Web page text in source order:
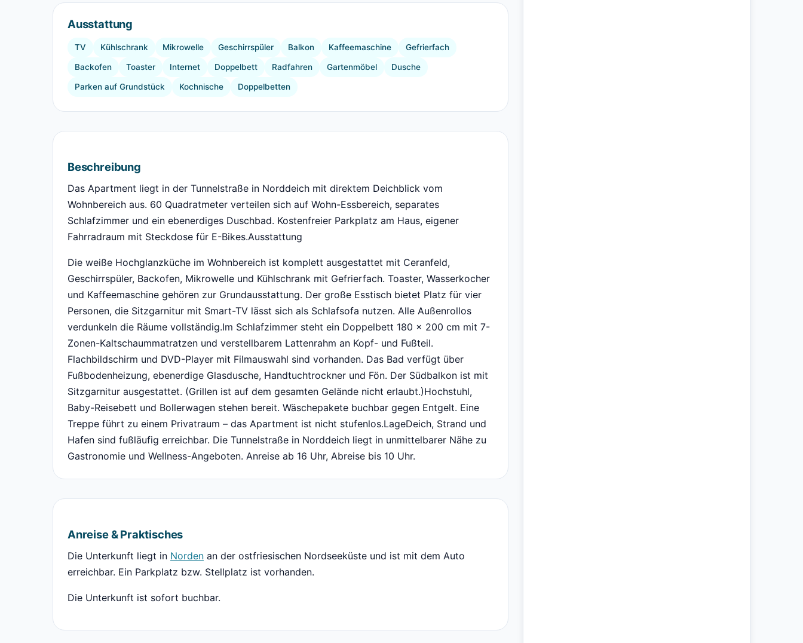
Ausstattung
TV Kühlschrank Mikrowelle Geschirrspüler Balkon Kaffeemaschine Gefrierfach
Backofen Toaster Internet Doppelbett Radfahren Gartenmöbel Dusche
Parken auf Grundstück Kochnische Doppelbetten
Beschreibung
Das Apartment liegt in der Tunnelstraße in Norddeich mit direktem Deichblick vom
Wohnbereich aus. 60 Quadratmeter verteilen sich auf Wohn-Essbereich, separates
Schlafzimmer und ein ebenerdiges Duschbad. Kostenfreier Parkplatz am Haus, eigener
Fahrradraum mit Steckdose für E-Bikes.Ausstattung
Die weiße Hochglanzküche im Wohnbereich ist komplett ausgestattet mit Ceranfeld,
Geschirrspüler, Backofen, Mikrowelle und Kühlschrank mit Gefrierfach. Toaster, Wasserkocher
und Kaffeemaschine gehören zur Grundausstattung. Der große Esstisch bietet Platz für vier
Personen, die Sitzgarnitur mit Smart-TV lässt sich als Schlafsofa nutzen. Alle Außenrollos
verdunkeln die Räume vollständig.Im Schlafzimmer steht ein Doppelbett 180 x 200 cm mit 7-
Zonen-Kaltschaummatratzen und verstellbarem Lattenrahm an Kopf- und Fußteil.
Flachbildschirm und DVD-Player mit Filmauswahl sind vorhanden. Das Bad verfügt über
Fußbodenheizung, ebenerdige Glasdusche, Handtuchtrockner und Fön. Der Südbalkon ist mit
Sitzgarnitur ausgestattet. (Grillen ist auf dem gesamten Gelände nicht erlaubt.)Hochstuhl,
Baby-Reisebett und Bollerwagen stehen bereit. Wäschepakete buchbar gegen Entgelt. Eine
Treppe führt zu einem Privatraum – das Apartment ist nicht stufenlos.LageDeich, Strand und
Hafen sind fußläufig erreichbar. Die Tunnelstraße in Norddeich liegt in unmittelbarer Nähe zu
Gastronomie und Wellness-Angeboten. Anreise ab 16 Uhr, Abreise bis 10 Uhr.
Anreise & Praktisches
Die Unterkunft liegt in Norden an der ostfriesischen Nordseeküste und ist mit dem Auto
erreichbar. Ein Parkplatz bzw. Stellplatz ist vorhanden.
Die Unterkunft ist sofort buchbar.